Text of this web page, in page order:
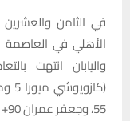
الأهلي في العاصمة
واليابان انتهت
55، وجعفر عمران 90+1)”.